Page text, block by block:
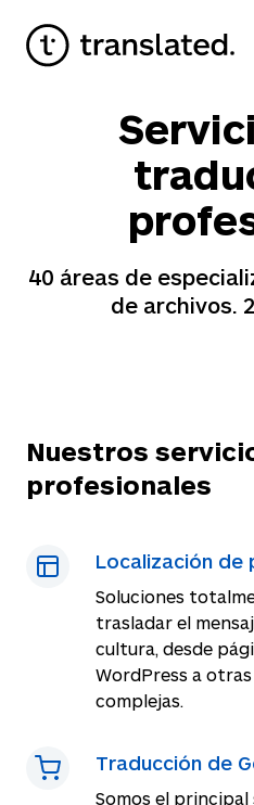
40 áreas de
de archivos.
Nuestros
profesionales
Localización de
Soluciones
trasladar el
cultura, desde
WordPress a
complejas.
Traducción de
Somos el principal